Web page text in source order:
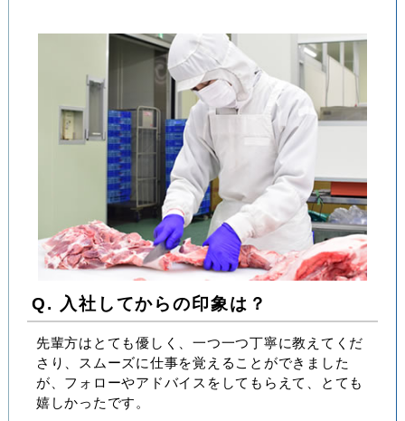
Q. 入社してからの印象は？
先輩方はとても優しく、一つ一つ丁寧に教えてくだ
さり、スムーズに仕事を覚えることができました
が、フォローやアドバイスをしてもらえて、とても
嬉しかったです。